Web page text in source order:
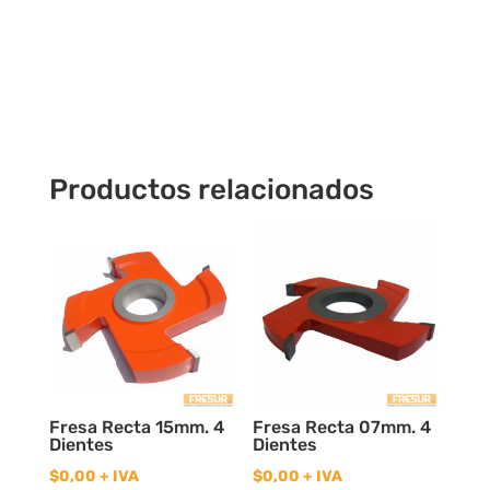
Productos relacionados
Fresa Recta 15mm. 4
Dientes
$0,00 + IVA
Fresa Recta 07mm. 4
Dientes
$0,00 + IVA